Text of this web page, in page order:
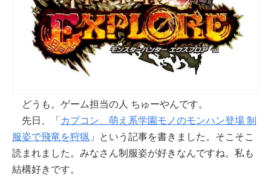
どうも。ゲーム担当の人 ちゅーやんです。
先日、「 カプコン、萌え系学園モノのモンハン登場 制
服姿で飛竜を狩猟 」という記事を書きました。そこそこ
読まれました。みなさん制服姿が好きなんですね。私も
結構好きです。